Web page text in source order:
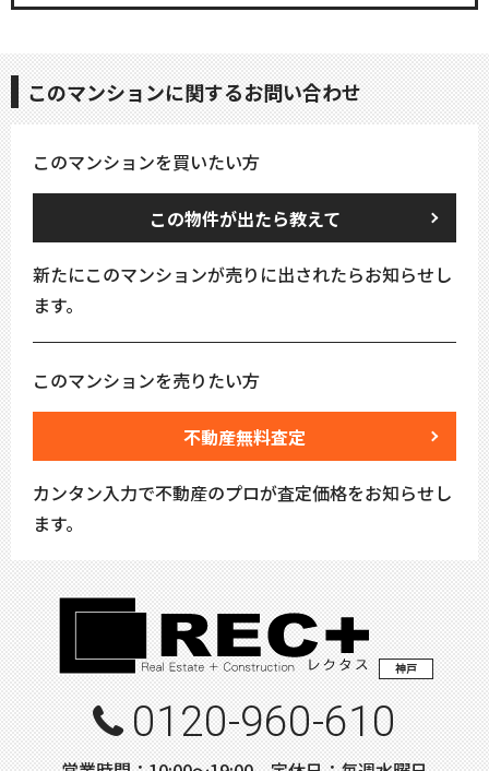
このマンションに関するお問い合わせ
このマンションを買いたい方
この物件が出たら教えて
新たにこのマンションが売りに出されたらお知らせし
ます。
このマンションを売りたい方
不動産無料査定
カンタン入力で不動産のプロが査定価格をお知らせし
ます。
神戸
0120-960-610